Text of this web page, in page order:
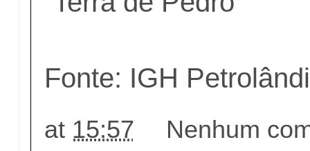
Fonte: IGH
at 15:57 Nenhum